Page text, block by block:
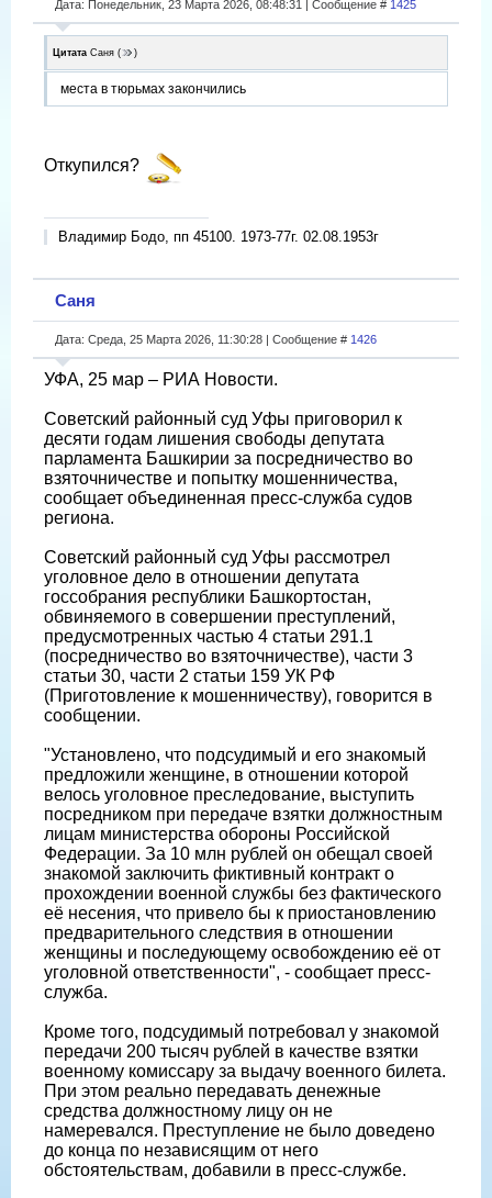
Дата: Понедельник, 23 Марта 2026, 08:48:31 | Сообщение # 1425
Цитата Саня ( )
места в тюрьмах закончились
Откупился?
Владимир Бодо, пп 45100. 1973-77г. 02.08.1953г
Саня
Дата: Среда, 25 Марта 2026, 11:30:28 | Сообщение # 1426
УФА, 25 мар – РИА Новости.
Советский районный суд Уфы приговорил к
десяти годам лишения свободы депутата
парламента Башкирии за посредничество во
взяточничестве и попытку мошенничества,
сообщает объединенная пресс-служба судов
региона.
Советский районный суд Уфы рассмотрел
уголовное дело в отношении депутата
госсобрания республики Башкортостан,
обвиняемого в совершении преступлений,
предусмотренных частью 4 статьи 291.1
(посредничество во взяточничестве), части 3
статьи 30, части 2 статьи 159 УК РФ
(Приготовление к мошенничеству), говорится в
сообщении.
"Установлено, что подсудимый и его знакомый
предложили женщине, в отношении которой
велось уголовное преследование, выступить
посредником при передаче взятки должностным
лицам министерства обороны Российской
Федерации. За 10 млн рублей он обещал своей
знакомой заключить фиктивный контракт о
прохождении военной службы без фактического
её несения, что привело бы к приостановлению
предварительного следствия в отношении
женщины и последующему освобождению её от
уголовной ответственности", - сообщает пресс-
служба.
Кроме того, подсудимый потребовал у знакомой
передачи 200 тысяч рублей в качестве взятки
военному комиссару за выдачу военного билета.
При этом реально передавать денежные
средства должностному лицу он не
намеревался. Преступление не было доведено
до конца по независящим от него
обстоятельствам, добавили в пресс-службе.